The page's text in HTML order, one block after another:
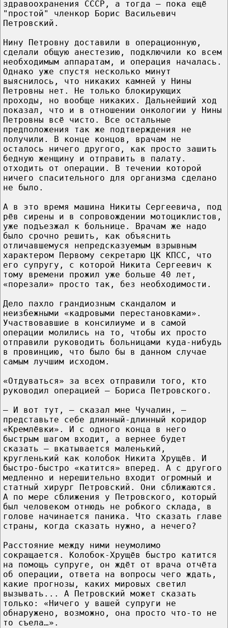
здравоохранения СССР, а тогда – пока ещё
"простой" членкор Борис Васильевич
Петровский.
Нину Петровну доставили в операционную,
сделали общую анестезию, подключили ко всем
необходимым аппаратам, и операция началась.
Однако уже спустя несколько минут
выяснилось, что никаких камней у Нины
Петровны нет. Не только блокирующих
проходы, но вообще никаких. Дальнейший ход
показал, что и в отношении онкологии у Нины
Петровны всё чисто. Все остальные
предположения так же подтверждения не
получили. В конце концов, врачам не
осталось ничего другого, как просто зашить
бедную женщину и отправить в палату.
отходить от операции. В течении которой
ничего спасительного для организма сделано
не было.
А в это время машина Никиты Сергеевича, под
рёв сирены и в сопровождении мотоциклистов,
уже подъезжал к больнице. Врачам же надо
было срочно решить, как объяснить
отличавшемуся непредсказуемым взрывным
характером Первому секретарю ЦК КПСС, что
его супругу, с которой Никита Сергеевич к
тому времени прожил уже больше 40 лет,
«порезали» просто так, без необходимости.
Дело пахло грандиозным скандалом и
неизбежными «кадровыми перестановками».
Участвовавшие в консилиуме и в самой
операции молились на то, чтобы их просто
отправили руководить больницами куда-нибудь
в провинцию, что было бы в данном случае
самым лучшим исходом.
«Отдуваться» за всех отправили того, кто
руководил операцией – Бориса Петровского.
– И вот тут, – сказал мне Чучалин, –
представьте себе длинный-длинный коридор
«Кремлёвки». И с одного конца в него
быстрым шагом входит, а вернее будет
сказать – вкатывается маленький,
кругленький как колобок Никита Хрущёв. И
быстро-быстро «катится» вперед. А с другого
медленно и нерешительно входит огромный и
статный хирург Петровский. Они сближаются.
А по мере сближения у Петровского, который
был человеком отнюдь не робкого склада, в
голове начинается паника. Что сказать главе
страны, когда сказать нужно, а нечего?
Расстояние между ними неумолимо
сокращается. Колобок-Хрущёв быстро катится
на помощь супруге, он ждёт от врача отчёта
об операции, ответа на вопросы чего ждать,
какие прогнозы, каких мировых светил
вызывать... А Петровский может сказать
только: «Ничего у вашей супруги не
обнаружено, возможно, она просто что-то не
то съела…».